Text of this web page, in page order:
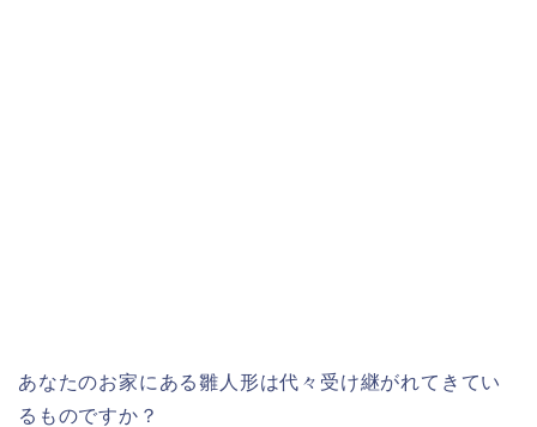
あなたのお家にある雛人形は代々受け継がれてきてい
るものですか？